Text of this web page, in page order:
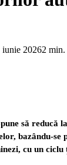
iunie 20262
să reducă
bazându-se
cu un ciclu